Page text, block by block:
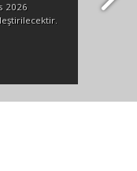
2026